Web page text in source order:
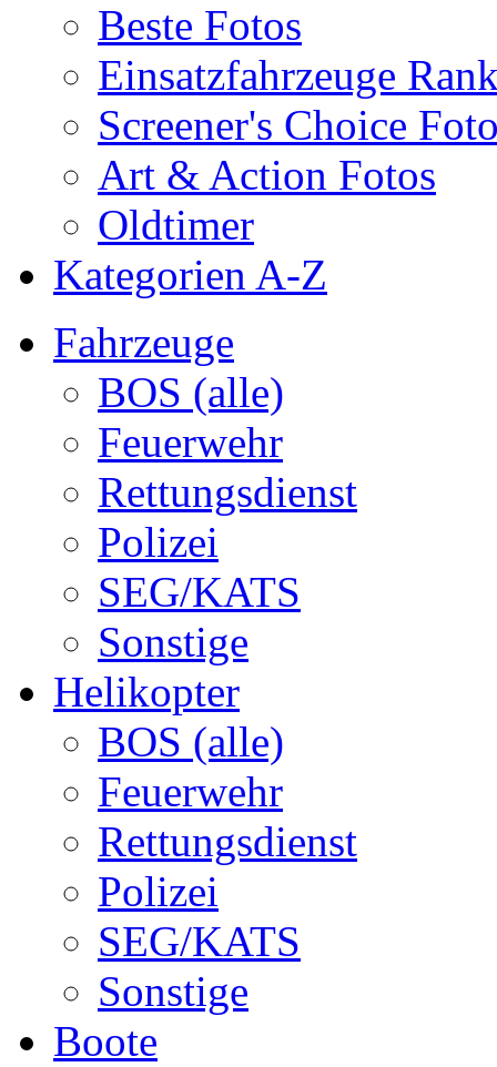
Beste Fotos
Einsatzfahrzeuge
Screener's Choice
Art & Action Fotos
Oldtimer
Kategorien A-Z
Fahrzeuge
BOS (alle)
Feuerwehr
Rettungsdienst
Polizei
SEG/KATS
Sonstige
Helikopter
BOS (alle)
Feuerwehr
Rettungsdienst
Polizei
SEG/KATS
Sonstige
Boote